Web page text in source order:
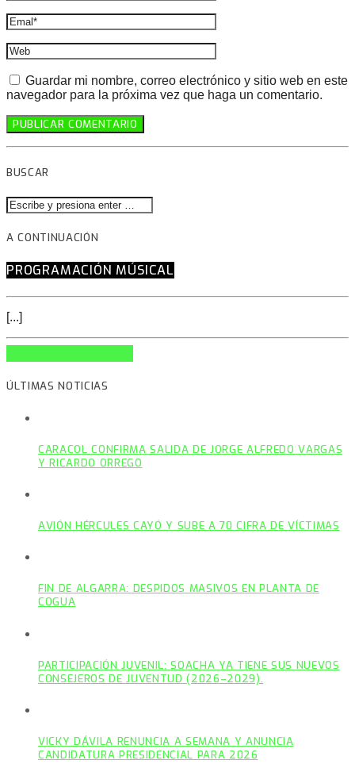
Guardar mi nombre, correo electrónico y sitio web en este
navegador para la próxima vez que haga un comentario.
BUSCAR
A CONTINUACIÓN
PROGRAMACIÓN MÚSICAL
[...]
ÚLTIMAS NOTICIAS
CARACOL CONFIRMA SALIDA DE JORGE ALFREDO VARGAS
Y RICARDO ORREGO
AVIÓN HÉRCULES CAYÓ Y SUBE A 70 CIFRA DE VÍCTIMAS
FIN DE ALGARRA: DESPIDOS MASIVOS EN PLANTA DE
COGUA
PARTICIPACIÓN JUVENIL: SOACHA YA TIENE SUS NUEVOS
CONSEJEROS DE JUVENTUD (2026–2029).
VICKY DÁVILA RENUNCIA A SEMANA Y ANUNCIA
CANDIDATURA PRESIDENCIAL PARA 2026